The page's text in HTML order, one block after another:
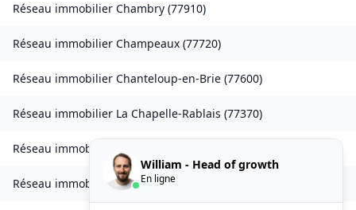
Réseau immobilier Chambry (77910)
Réseau immobilier Champeaux (77720)
Réseau immobilier Chanteloup-en-Brie (77600)
Réseau immobilier La Chapelle-Rablais (77370)
Réseau immobilier
Réseau immobilierCharmentray
William - Head of growth
En ligne